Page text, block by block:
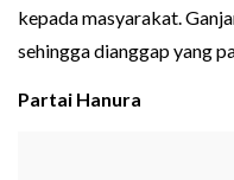
kepada masyarakat.
sehingga dianggap yang
Partai Hanura